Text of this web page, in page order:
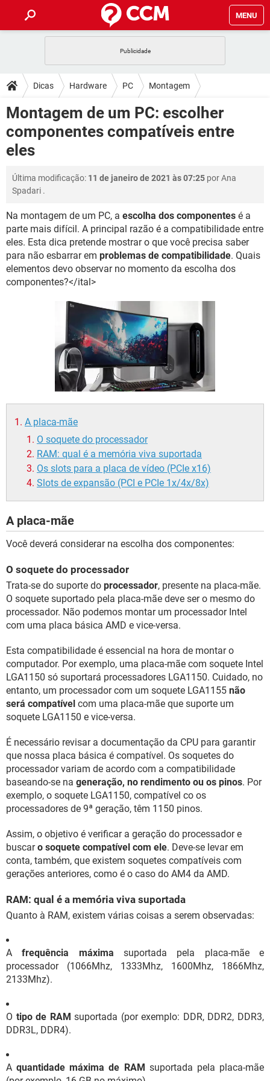
MENU
CELULAR FACEBOOK
OUTLOOK EXCEL
INSTAGRAM GMAIL
GUIA DE COMPRAS
DICAS
JOGOS
CELULAR FACEBOOK
OUTLOOK
GUIA DE COMPRAS
DOWNLOADS
JOGOS WHATSAPP
CELULAR
OUTLOOK
INSTAGRAM
GUIA DE COMPRAS
FÓRUM
CELULAR FACEBOOK
INSTAGRAM GMAIL
GUIA DE COMPRAS
JOGOS
CELULAR FACEBOOK
OUTLOOK EXCEL
INSTAGRAM GMAIL
GUIA DE COMPRAS
Dicas Hardware PC Montagem
Montagem de um PC: escolher
componentes compatíveis entre
eles
Última modificação: 11 de janeiro de 2021 às 07:25 porAna
Spadari .
Na montagem de um PC, a escolha dos componentes é a
parte mais difícil. A principal razão é a compatibilidade entre
eles. Esta dica pretende mostrar o que você precisa saber
para não esbarrar em problemas de compatibilidade. Quais
elementos devo observar no momento da escolha dos
componentes?</ital>
A placa-mãe
O soquete do processador
RAM: qual é a memória viva suportada
Os slots para a placa de vídeo (PCIe x16)
Slots de expansão (PCI e PCIe 1x/4x/8x)
A placa-mãe
Você deverá considerar na escolha dos componentes:
O soquete do processador
Trata-se do suporte do processador, presente na placa-mãe.
O soquete suportado pela placa-mãe deve ser o mesmo do
processador. Não podemos montar um processador Intel
com uma placa básica AMD e vice-versa.
Esta compatibilidade é essencial na hora de montar o
computador. Por exemplo, uma placa-mãe com soquete Intel
LGA1150 só suportará processadores LGA1150. Cuidado, no
entanto, um processador com um soquete LGA1155 não
será compatível com uma placa-mãe que suporte um
soquete LGA1150 e vice-versa.
É necessário revisar a documentação da CPU para garantir
que nossa placa básica é compatível. Os soquetes do
processador variam de acordo com a compatibilidade
baseando-se na generação, no rendimento ou os pinos. Por
exemplo, o soquete LGA1150, compatível co os
processadores de 9ª geração, têm 1150 pinos.
Assim, o objetivo é verificar a geração do processador e
buscaro soquete compatível com ele. Deve-se levar em
conta, também, que existem soquetes compatíveis com
gerações anteriores, como é o caso do AM4 da AMD.
RAM: qual é a memória viva suportada
Quanto à RAM, existem várias coisas a serem observadas:
Afrequência máxima suportada pela placa-mãe e
processador (1066Mhz, 1333Mhz, 1600Mhz, 1866Mhz,
2133Mhz).
O tipo de RAM suportada (por exemplo: DDR, DDR2, DDR3,
DDR3L, DDR4).
Aquantidade máxima de RAM suportada pela placa-mãe